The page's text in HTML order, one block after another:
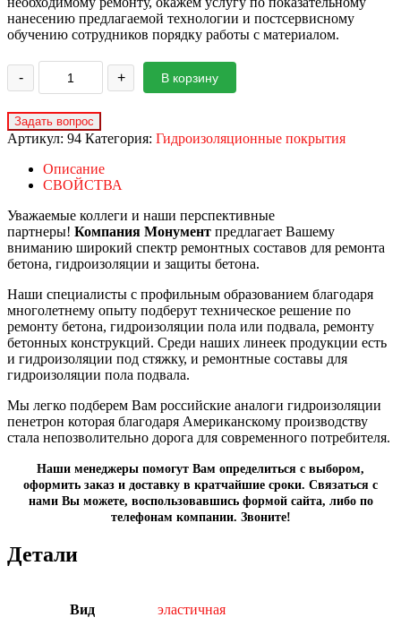
нанесению предлагаемой технологии и постсервисному
обучению сотрудников порядку работы с материалом.
- + В корзину
Артикул: 94 Категория: Гидроизоляционные покрытия
Описание
СВОЙСТВА
Уважаемые коллеги и наши перспективные
партнеры! Компания Монумент предлагает Вашему
вниманию широкий спектр ремонтных составов для ремонта
бетона, гидроизоляции и защиты бетона.
Наши специалисты с профильным образованием благодаря
многолетнему опыту подберут техническое решение по
ремонту бетона, гидроизоляции пола или подвала, ремонту
бетонных конструкций. Среди наших линеек продукции есть
и гидроизоляции под стяжку, и ремонтные составы для
гидроизоляции пола подвала.
Мы легко подберем Вам российские аналоги гидроизоляции
пенетрон которая благодаря Американскому производству
стала непозволительно дорога для современного потребителя.
Наши менеджеры помогут Вам определиться с выбором,
оформить заказ и доставку в кратчайшие сроки. Связаться с
нами Вы можете, воспользовавшись формой сайта, либо по
телефонам компании. Звоните!
Детали
Вид эластичная